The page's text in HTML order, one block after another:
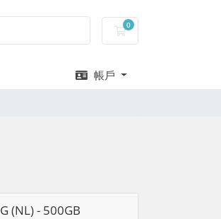
0
購物車
帳戶
(NL) - 500GB